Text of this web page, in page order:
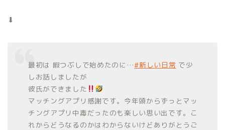
⬇︎
最初は 暇つぶしで始めたのに…#新しい日常 で少
しお話しましたが
彼氏ができました
マッチングアプリ感謝です。今年頭からずっとマッ
チングアプリ中毒だったのも楽しい思い出です。こ
れからどうなるのかはわからないけどありがとうご